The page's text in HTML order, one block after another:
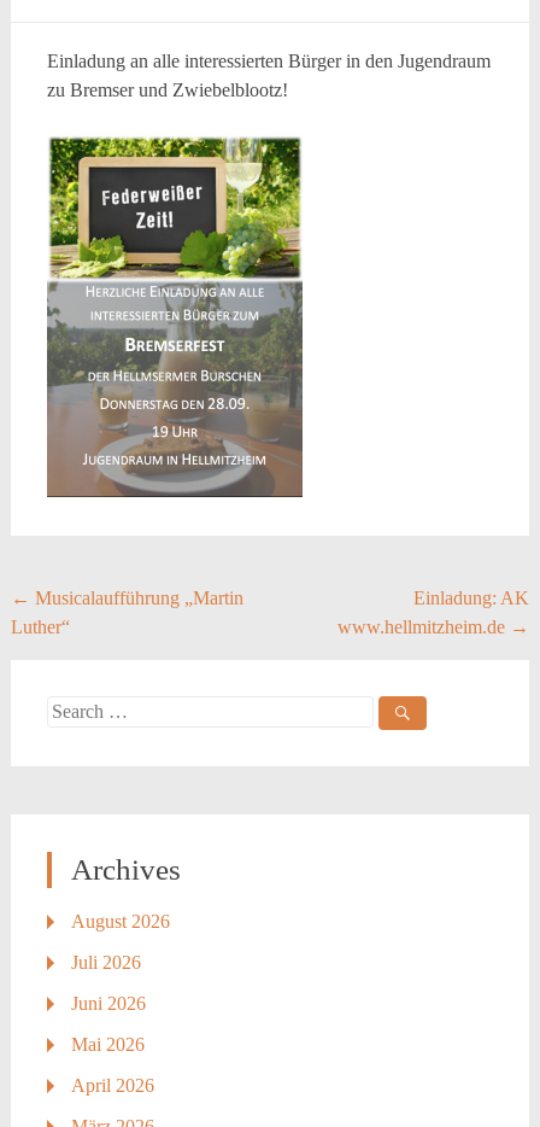
Einladung an alle interessierten Bürger in den Jugendraum
zu Bremser und Zwiebelblootz!
Post
navigation
← Musicalaufführung „Martin
Luther“
Einladung: AK
www.hellmitzheim.de →
Search
Archives
August 2026
Juli 2026
Juni 2026
Mai 2026
April 2026